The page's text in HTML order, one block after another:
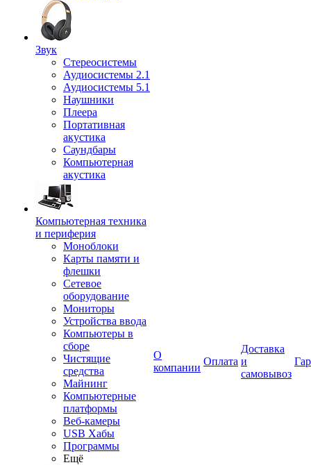
Звук
Стереосистемы
Аудиосистемы 2.1
Аудиосистемы 5.1
Наушники
Плеера
Портативная
акустика
Саундбары
Компьютерная
акустика
Компьютерная техника
и периферия
Моноблоки
Карты памяти и
флешки
Сетевое
оборудование
Мониторы
Устройства ввода
Компьютеры в
сборе
Чистящие
средства
Майнинг
Компьютерные
платформы
Веб-камеры
USB Хабы
Программы
Ещё
О
компании
Оплата
Доставка
и
самовывоз